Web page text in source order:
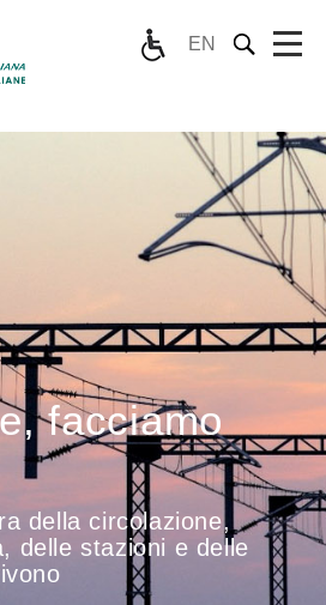
EN
facciamo
della circolazione,
delle stazioni e delle